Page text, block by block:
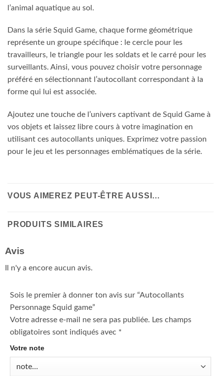
l’animal aquatique au sol.
Dans la série Squid Game, chaque forme géométrique
représente un groupe spécifique : le cercle pour les
travailleurs, le triangle pour les soldats et le carré pour les
surveillants. Ainsi, vous pouvez choisir votre personnage
préféré en sélectionnant l’autocollant correspondant à la
forme qui lui est associée.
Ajoutez une touche de l’univers captivant de Squid Game à
vos objets et laissez libre cours à votre imagination en
utilisant ces autocollants uniques. Exprimez votre passion
pour le jeu et les personnages emblématiques de la série.
VOUS AIMEREZ PEUT-ÊTRE AUSSI…
PRODUITS SIMILAIRES
Avis
Il n'y a encore aucun avis.
Sois le premier à donner ton avis sur “Autocollants
Personnage Squid game”
Votre adresse e-mail ne sera pas publiée. Les champs
obligatoires sont indiqués avec *
Votre note